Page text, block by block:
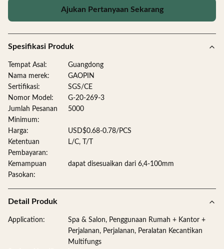
Ajukan Pertanyaan Sekarang
Spesifikasi Produk
Tempat Asal:
Guangdong
Nama merek:
GAOPIN
Sertifikasi:
SGS/CE
Nomor Model:
G-20-269-3
Jumlah Pesanan
Minimum:
5000
Harga:
USD$0.68-0.78/PCS
Ketentuan
Pembayaran:
L/C, T/T
Kemampuan
Pasokan:
dapat disesuaikan dari 6,4-100mm
Detail Produk
Application:
Spa & Salon, Penggunaan Rumah + Kantor +
Perjalanan, Perjalanan, Peralatan Kecantikan
Multifungs